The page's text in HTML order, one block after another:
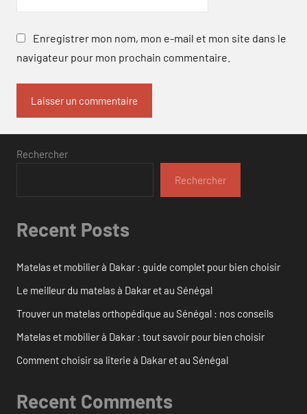
Enregistrer mon nom, mon e-mail et mon site dans le
navigateur pour mon prochain commentaire.
Rechercher
Rechercher
Recent Posts
Matelas et mobilier à Dakar : guide complet pour bien choisir
Le meilleur du matelas à Dakar et au Sénégal
Trouver un matelas orthopédique au Sénégal : nos conseils
Matelas et mobilier à Dakar : tout savoir pour bien choisir
Comment choisir sa literie à Dakar et au Sénégal
Recent Comments